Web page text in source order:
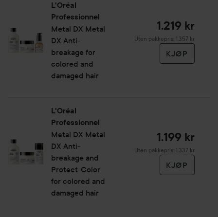
*Instrumentell test etter bruk av Metal DX Shampoo +
Påfør jevnt i vått hår. Skum opp, til et lett skum oppstår.
hårmaske. Forholdsregler ved Skyll straks med rikelig vann
ved kontakt med øynene.
L'Oréal
Professionnel
Metal DX Metal
DX Anti-
breakage for
colored and
damaged hair
1.219 kr
Uten pakkepris: 1.357 kr
KJØP
L'Oréal
Professionnel
Metal DX Metal
DX Anti-
breakage and
Protect-Color
for colored and
damaged hair
1.199 kr
Uten pakkepris: 1.337 kr
KJØP